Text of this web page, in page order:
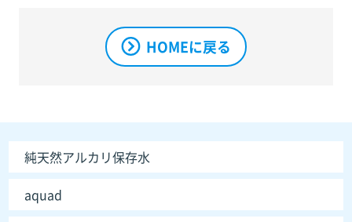
HOMEに戻る
純天然アルカリ保存水
aquad